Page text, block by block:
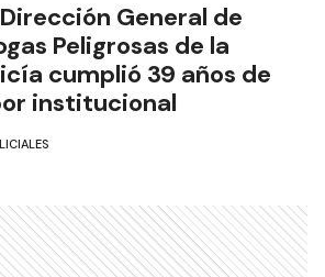
General de
Peligrosas de la
cumplió 39 años de
institucional